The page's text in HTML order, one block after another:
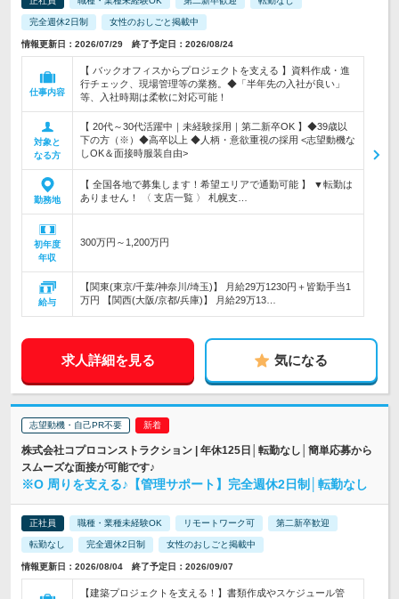
完全週休2日制 女性のおしごと掲載中
情報更新日：2026/07/29 終了予定日：2026/08/24
仕事内容
【 バックオフィスからプロジェクトを支える 】資料作成・進
行チェック、現場管理等の業務。◆「半年先の入社が良い」
等、入社時期は柔軟に対応可能！
対象と
なる方
【 20代～30代活躍中｜未経験採用｜第二新卒OK 】◆39歳以
下の方（※）◆高卒以上 ◆人柄・意欲重視の採用 <志望動機な
しOK＆面接時服装自由>
勤務地
【 全国各地で募集します！希望エリアで通勤可能 】 ▼転勤は
ありません！ 〈 支店一覧 〉 札幌支…
初年度
年収
300万円～1,200万円
給与
【関東(東京/千葉/神奈川/埼玉)】 月給29万1230円＋皆勤手当1
万円 【関西(大阪/京都/兵庫)】 月給29万13…
求人詳細を見る 気になる
志望動機・自己PR不要
株式会社コプロコンストラクション | 年休125日│転勤なし│簡単応募から
スムーズな面接が可能です♪
※O 周りを支える♪【管理サポート】完全週休2日制│転勤なし
正社員 職種・業種未経験OK リモートワーク可 第二新卒歓迎
転勤なし 完全週休2日制 女性のおしごと掲載中
情報更新日：2026/08/04 終了予定日：2026/09/07
【建築プロジェクトを支える！】書類作成やスケジュール管